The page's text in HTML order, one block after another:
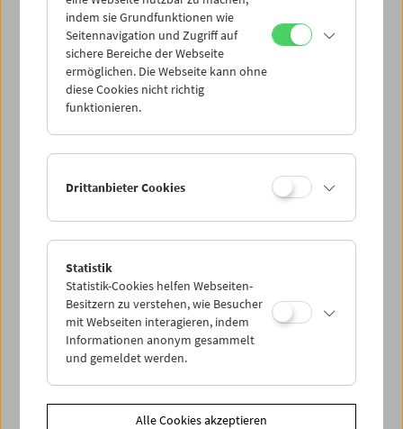
Mi 11.2.
Do 12.2.
Sa 14.2.
PROGRAMM ÜBERBLICK
indem sie Grundfunktionen wie
Seitennavigation und Zugriff auf
sichere Bereiche der Webseite
ermöglichen. Die Webseite kann ohne
diese Cookies nicht richtig
funktionieren.
Drittanbieter Cookies
Statistik
Statistik-Cookies helfen Webseiten-
Besitzern zu verstehen, wie Besucher
mit Webseiten interagieren, indem
Informationen anonym gesammelt
und gemeldet werden.
Alle Cookies akzeptieren